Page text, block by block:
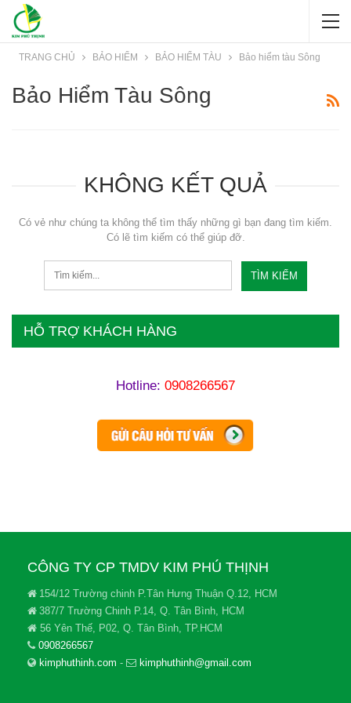
TRANG CHỦ BẢO HIỂM BẢO HIỂM TÀU Bảo hiểm tàu Sông
Bảo Hiểm Tàu Sông
KHÔNG KẾT QUẢ
Có vẻ như chúng ta không thể tìm thấy những gì bạn đang tìm kiếm.
Có lẽ tìm kiếm có thể giúp đỡ.
HỖ TRỢ KHÁCH HÀNG
Hotline: 0908266567
CÔNG TY CP TMDV KIM PHÚ THỊNH
154/12 Trường chinh P.Tân Hưng Thuận Q.12, HCM
387/7 Trường Chinh P.14, Q. Tân Bình, HCM
56 Yên Thế, P02, Q. Tân Bình, TP.HCM
0908266567
kimphuthinh.com - kimphuthinh@gmail.com